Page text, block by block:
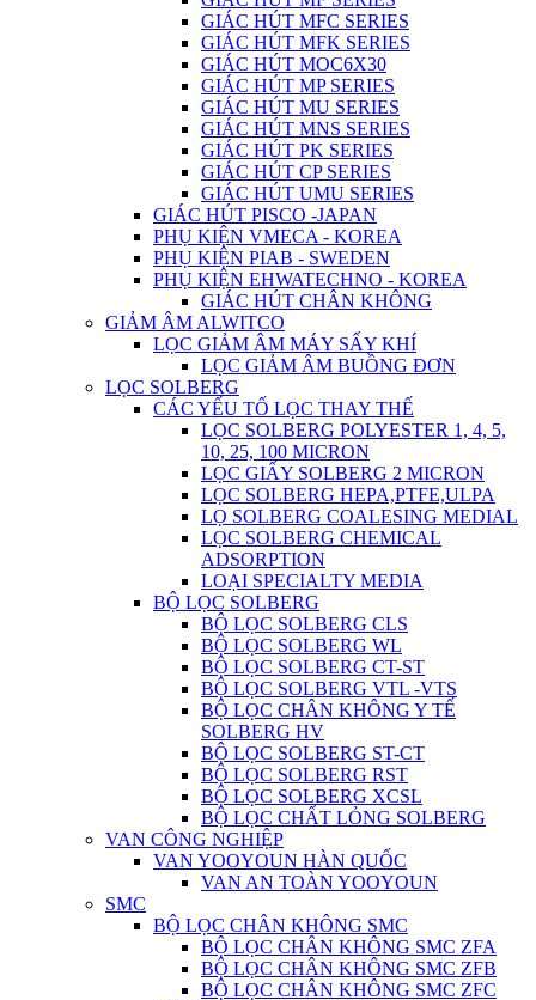
GIÁC HÚT MFC SERIES
GIÁC HÚT MFK SERIES
GIÁC HÚT MOC6X30
GIÁC HÚT MP SERIES
GIÁC HÚT MU SERIES
GIÁC HÚT MNS SERIES
GIÁC HÚT PK SERIES
GIÁC HÚT CP SERIES
GIÁC HÚT UMU SERIES
GIÁC HÚT PISCO -JAPAN
PHỤ KIỆN VMECA - KOREA
PHỤ KIỆN PIAB - SWEDEN
PHỤ KIỆN EHWATECHNO - KOREA
GIÁC HÚT CHÂN KHÔNG
GIẢM ÂM ALWITCO
LỌC GIẢM ÂM MÁY SẤY KHÍ
LỌC GIẢM ÂM BUỒNG ĐƠN
LỌC SOLBERG
CÁC YẾU TỐ LỌC THAY THẾ
LỌC SOLBERG POLYESTER 1, 4, 5,
10, 25, 100 MICRON
LỌC GIẤY SOLBERG 2 MICRON
LỌC SOLBERG HEPA,PTFE,ULPA
LỌ SOLBERG COALESING MEDIAL
LỌC SOLBERG CHEMICAL
ADSORPTION
LOẠI SPECIALTY MEDIA
BỘ LỌC SOLBERG
BỘ LỌC SOLBERG CLS
BỘ LỌC SOLBERG WL
BỘ LỌC SOLBERG CT-ST
BỘ LỌC SOLBERG VTL -VTS
BỘ LỌC CHÂN KHÔNG Y TẾ
SOLBERG HV
BỘ LỌC SOLBERG ST-CT
BỘ LỌC SOLBERG RST
BỘ LỌC SOLBERG XCSL
BỘ LỌC CHẤT LỎNG SOLBERG
VAN CÔNG NGHIỆP
VAN YOOYOUN HÀN QUỐC
VAN AN TOÀN YOOYOUN
SMC
BỘ LỌC CHÂN KHÔNG SMC
BỘ LỌC CHÂN KHÔNG SMC ZFA
BỘ LỌC CHÂN KHÔNG SMC ZFB
BỘ LỌC CHÂN KHÔNG SMC ZFC